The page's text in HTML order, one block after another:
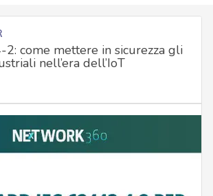
come mettere in sicurezza gli
nell’era dell’IoT